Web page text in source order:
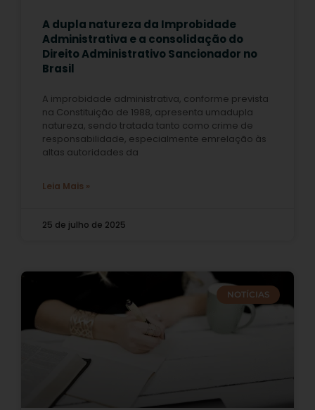
A dupla natureza da Improbidade
Administrativa e a consolidação do
Direito Administrativo Sancionador no
Brasil
A improbidade administrativa, conforme prevista
na Constituição de 1988, apresenta umadupla
natureza, sendo tratada tanto como crime de
responsabilidade, especialmente emrelação às
altas autoridades da
Leia Mais »
25 de julho de 2025
NOTÍCIAS